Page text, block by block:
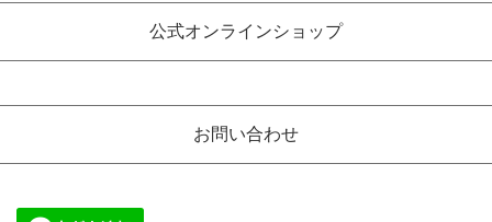
公式オンラインショップ
お問い合わせ